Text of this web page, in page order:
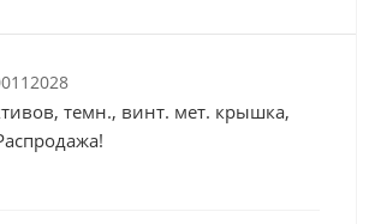
темн., винт. мет. крышка,